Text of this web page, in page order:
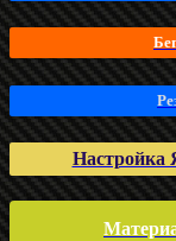
Настройка